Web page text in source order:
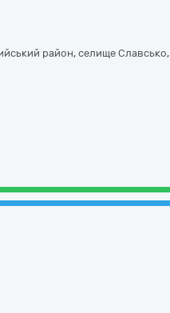
район, селище Славсько,